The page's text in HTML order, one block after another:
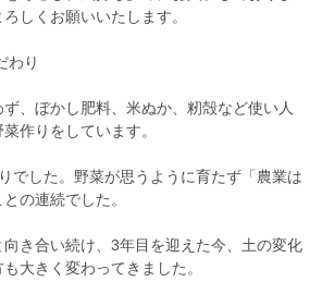
しくお願いいたします。
わり
、ぼかし肥料、米ぬか、籾殻など使い人
作りをしています。
でした。野菜が思うように育たず「農業は
の連続でした。
き合い続け、3年目を迎えた今、土の変化
大きく変わってきました。